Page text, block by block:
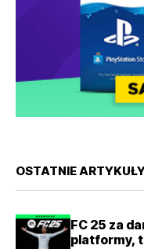
OSTATNIE
FC 25 za
platformy,